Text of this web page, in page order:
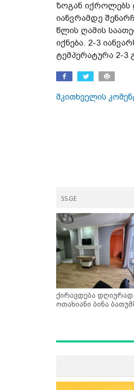
ზოგან იქროლებს
იანვრამდე
წლის ღამის
იქნება. 2-3
ტემპერატურა 2-3
მკითხველის
SS.GE
ქირავდება დღიურად
ოთახიანი ბინა